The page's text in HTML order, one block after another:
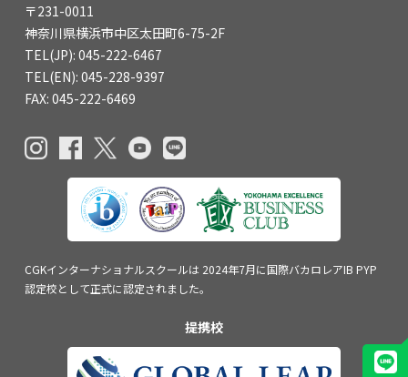
TEL(JP): 045-211-4427
TEL(EN): 045-211-4690
馬車道校
TEL(JP): 045-222-6467
TEL(EN): 045-228-9397
〒231-0011
神奈川県横浜市中区太田町6-75-2F
TEL(JP): 045-222-6467
TEL(EN): 045-228-9397
FAX: 045-222-6469
CGKインターナショナルスクールは 2024年7月に国際バカロレアIB PYP
認定校として正式に認定されました。
提携校